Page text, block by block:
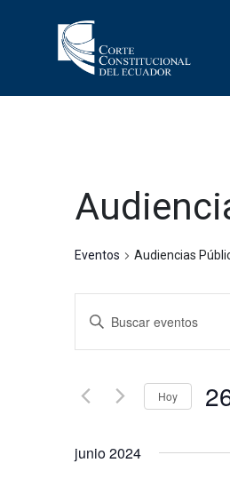
Eventos Audiencias
Navegación
de
búsqueda
y
vistas
Introduce
Busca
la
Hoy
junio 2024